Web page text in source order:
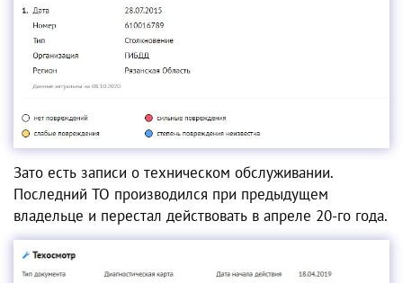
Зато есть записи о техническом обслуживании.
Последний ТО производился при предыдущем
владельце и перестал действовать в апреле 20-го года.